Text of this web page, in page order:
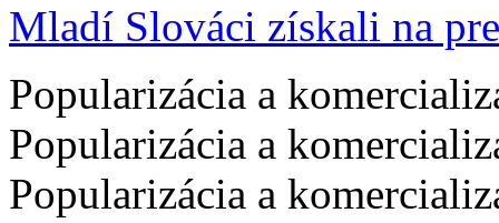
Mladí Slováci získali na
Popularizácia a
Popularizácia a
Popularizácia a